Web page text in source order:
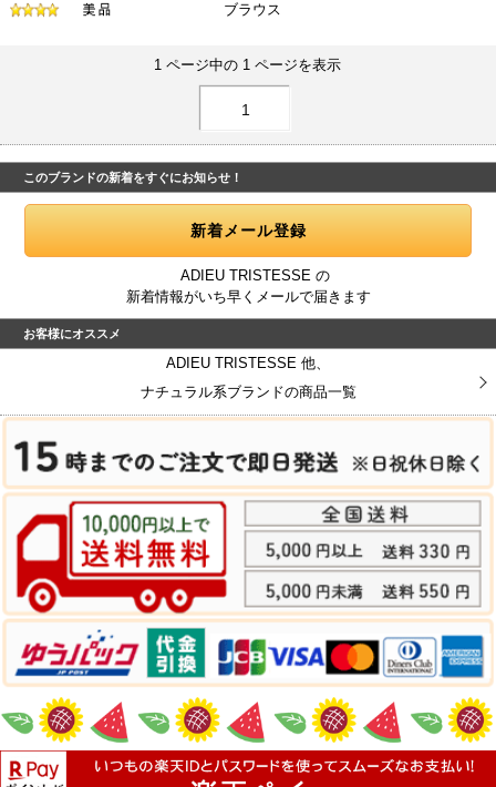
ブラウス
1 ページ中の 1 ページを表示
1
このブランドの新着をすぐにお知らせ！
ADIEU TRISTESSE の
新着情報がいち早くメールで届きます
お客様にオススメ
ADIEU TRISTESSE 他、
ナチュラル系ブランドの商品一覧